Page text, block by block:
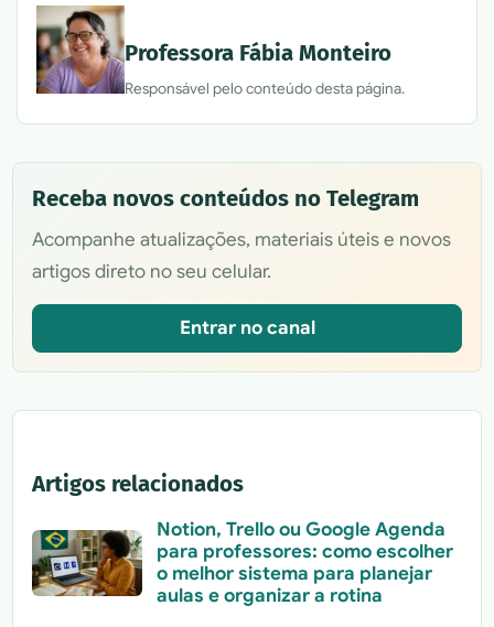
Professora Fábia Monteiro
Responsável pelo conteúdo desta página.
Receba novos conteúdos no Telegram
Acompanhe atualizações, materiais úteis e novos
artigos direto no seu celular.
Entrar no canal
Artigos relacionados
Notion, Trello ou Google Agenda
para professores: como escolher
o melhor sistema para planejar
aulas e organizar a rotina